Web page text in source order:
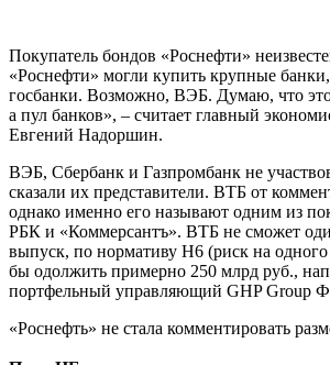
Покупатель бондов «Роснефти»
«Роснефти» могли купить крупные банки,
госбанки. Возможно, ВЭБ. Думаю, что
а пул банков», – считает главный
Евгений Надоршин.
ВЭБ, Сбербанк и Газпромбанк не
сказали их представители. ВТБ от
однако именно его называют одним из
РБК и «Коммерсантъ». ВТБ не сможет
выпуск, по нормативу Н6 (риск на
бы одолжить примерно 250 млрд руб.,
портфельный управляющий GHP Group
«Роснефть» не стала комментировать